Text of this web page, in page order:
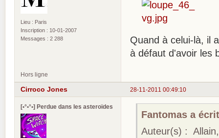
Lieu : Paris
Inscription : 10-01-2007
Messages : 2 288
Quand à celui-là, il
à défaut d'avoir les
Hors ligne
28-11-2011 00:49:10
Cirroco Jones
[•°•°•] Perdue dans les asteroïdes
Fantomas a
Auteur(s) :